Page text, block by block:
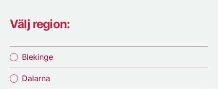
Välj region:
Blekinge
Dalarna